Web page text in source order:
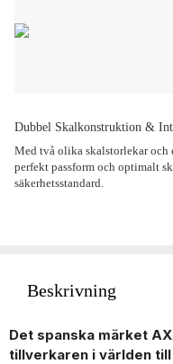
Dubbel Skalkonstruktion &
Med två olika skalstorlekar och
perfekt passform och optimalt
säkerhetsstandard.
Beskrivning
Det spanska märket
tillverkaren i världen